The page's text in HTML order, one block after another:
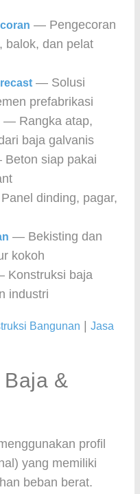
— Pengecoran
balok, dan pelat
— Solusi
prefabrikasi
— Rangka atap,
baja galvanis
siap pakai
dinding, pagar,
— Bekisting dan
kokoh
Konstruksi baja
industri
Bangunan
Jasa
&
profil
yang memiliki
beban berat.